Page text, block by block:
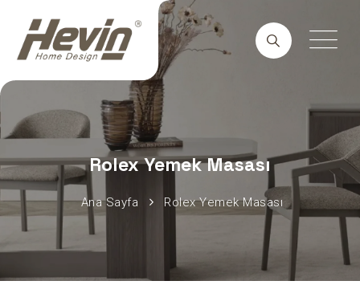
Rolex Yemek Masası
Ana Sayfa Rolex Yemek Masası